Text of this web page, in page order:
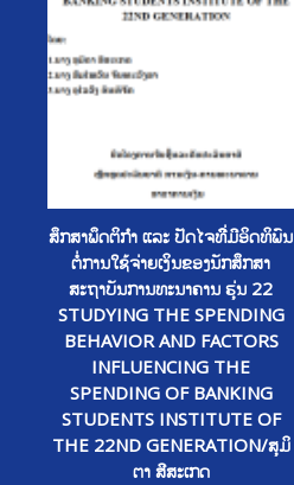
ສຶກສາພຶດຕິກໍາ ແລະ ປັດໄຈທີີ່ມີອິດທິພົນ
ຕໍ່ການໃຊ້ຈ່າຍເງິນຂອງນັກສຶກສາ
ສະຖາບັນການທະນາຄານ ຮຸ່ນ 22
STUDYING THE SPENDING
BEHAVIOR AND FACTORS
INFLUENCING THE
SPENDING OF BANKING
STUDENTS INSTITUTE OF
THE 22ND GENERATION/ສຸມິ
ຕາ ສີສະເກດ